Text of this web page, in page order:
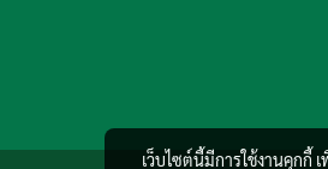
เว็บไซต์นี้มีการใช้งานคุกกี้